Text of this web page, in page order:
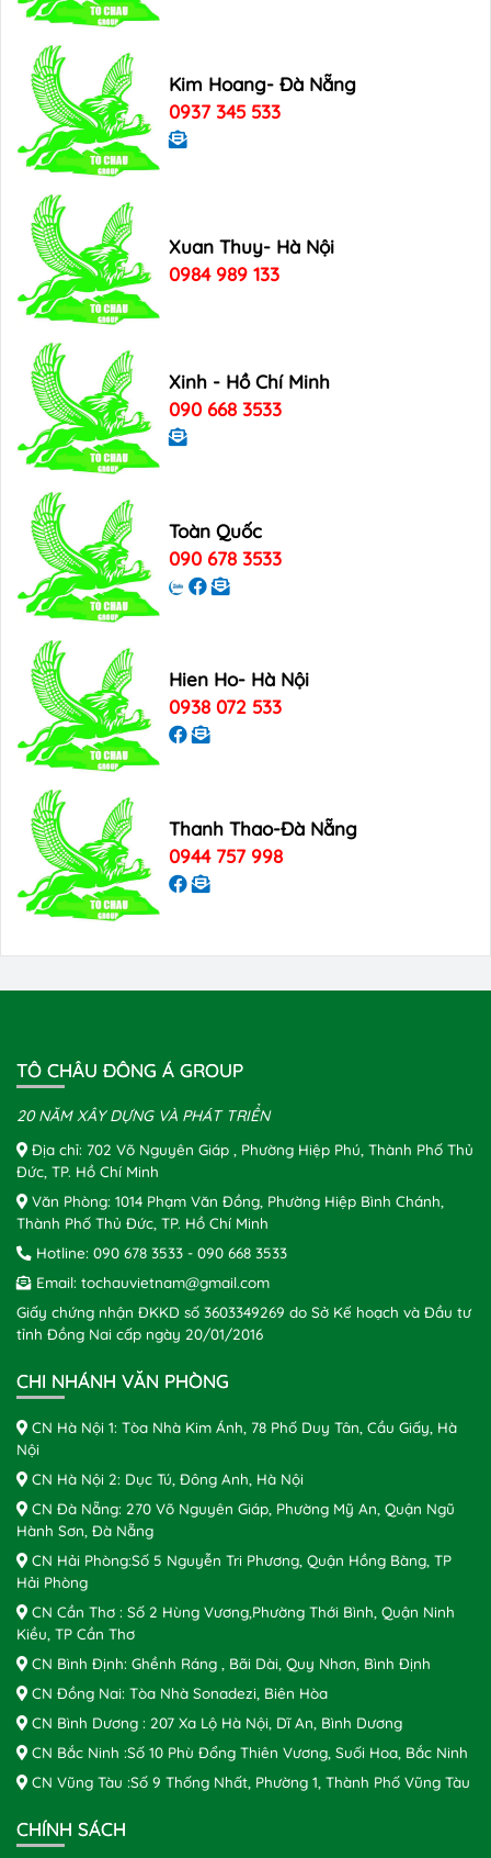
Kim Hoang- Đà Nẵng
0937 345 533
Xuan Thuy- Hà Nội
0984 989 133
Xinh - Hồ Chí Minh
090 668 3533
Toàn Quốc
090 678 3533
Hien Ho- Hà Nội
0938 072 533
Thanh Thao-Đà Nẵng
0944 757 998
TÔ CHÂU ĐÔNG Á GROUP
20 NĂM XÂY DỰNG VÀ PHÁT TRIỂN
Địa chỉ: 702 Võ Nguyên Giáp , Phường Hiệp Phú, Thành Phố Thủ
Đức, TP. Hồ Chí Minh
Văn Phòng: 1014 Phạm Văn Đồng, Phường Hiệp Bình Chánh,
Thành Phố Thủ Đức, TP. Hồ Chí Minh
Hotline: 090 678 3533 - 090 668 3533
Email: tochauvietnam@gmail.com
Giấy chứng nhận ĐKKD số 3603349269 do Sở Kế hoạch và Đầu tư
tỉnh Đồng Nai cấp ngày 20/01/2016
CHI NHÁNH VĂN PHÒNG
CN Hà Nội 1: Tòa Nhà Kim Ánh, 78 Phố Duy Tân, Cầu Giấy, Hà
Nội
CN Hà Nội 2: Dục Tú, Đông Anh, Hà Nội
CN Đà Nẵng: 270 Võ Nguyên Giáp, Phường Mỹ An, Quận Ngũ
Hành Sơn, Đà Nẵng
CN Hải Phòng:Số 5 Nguyễn Tri Phương, Quận Hồng Bàng, TP
Hải Phòng
CN Cần Thơ : Số 2 Hùng Vương,Phường Thới Bình, Quận Ninh
Kiều, TP Cần Thơ
CN Bình Định: Ghềnh Ráng , Bãi Dài, Quy Nhơn, Bình Định
CN Đồng Nai: Tòa Nhà Sonadezi, Biên Hòa
CN Bình Dương : 207 Xa Lộ Hà Nội, Dĩ An, Bình Dương
CN Bắc Ninh :Số 10 Phù Đổng Thiên Vương, Suối Hoa, Bắc Ninh
CN Vũng Tàu :Số 9 Thống Nhất, Phường 1, Thành Phố Vũng Tàu
CHÍNH SÁCH